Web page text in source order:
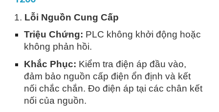
1. Lỗi Nguồn Cung Cấp
Triệu Chứng: PLC không khởi động hoặc
không phản hồi.
Khắc Phục: Kiểm tra điện áp đầu vào,
đảm bảo nguồn cấp điện ổn định và kết
nối chắc chắn. Đo điện áp tại các chân kết
nối của nguồn.